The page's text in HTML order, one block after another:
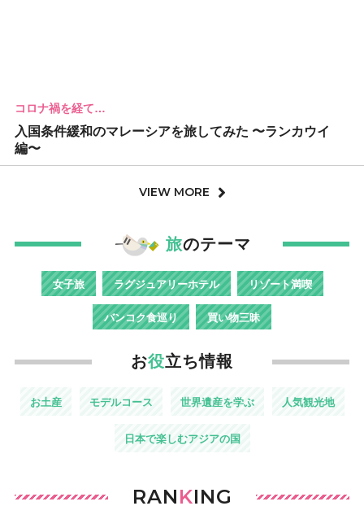
コロナ禍を経て…
入国条件緩和のマレーシアを旅してみた 〜ランカウイ
編〜
VIEW MORE
旅のテーマ
女子旅 ラグジュアリーホテル リゾート満喫
バンコク食巡り 買い物三昧
お役立ち情報
お土産 モデルコース 世界遺産を学ぶ 人気観光地
日本で楽しむアジアの国
RANKING